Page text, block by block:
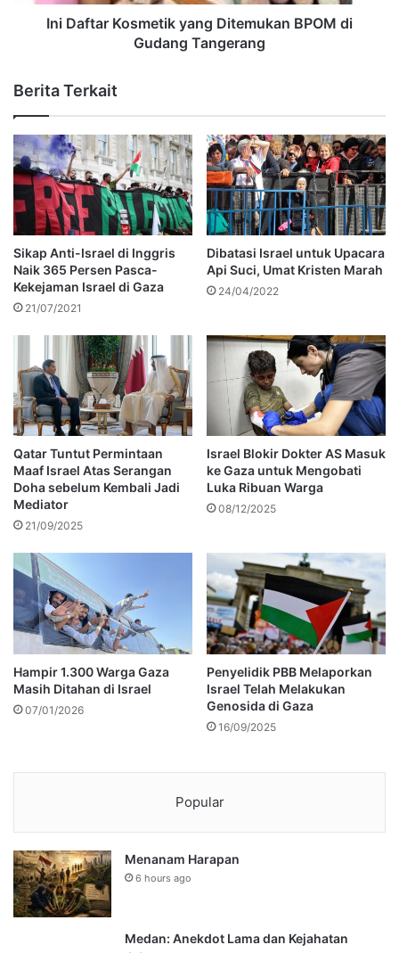
Ini Daftar Kosmetik yang Ditemukan BPOM di
Gudang Tangerang
Berita Terkait
Sikap Anti-Israel di Inggris
Naik 365 Persen Pasca-
Kekejaman Israel di Gaza
21/07/2021
Dibatasi Israel untuk Upacara
Api Suci, Umat Kristen Marah
24/04/2022
Qatar Tuntut Permintaan
Maaf Israel Atas Serangan
Doha sebelum Kembali Jadi
Mediator
21/09/2025
Israel Blokir Dokter AS Masuk
ke Gaza untuk Mengobati
Luka Ribuan Warga
08/12/2025
Hampir 1.300 Warga Gaza
Masih Ditahan di Israel
07/01/2026
Penyelidik PBB Melaporkan
Israel Telah Melakukan
Genosida di Gaza
16/09/2025
Popular
Menanam Harapan
6 hours ago
Medan: Anekdot Lama dan Kejahatan